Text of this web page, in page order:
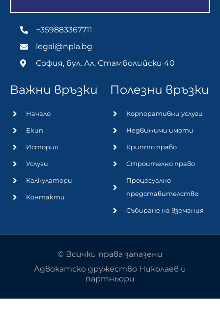
+359883367711
legal@npla.bg
София, бул. Ал. Стамболийски 40
Важни връзки
Начало
Екип
История
Услуги
Калкулатори
Контакти
Полезни връзки
Корпоративни услуги
Недвижими имоти
Крипто право
Строително право
Процесуално
представителство
Събиране на вземания
© Всички права запазени
Адвокатско дружество Николаев и
партньори